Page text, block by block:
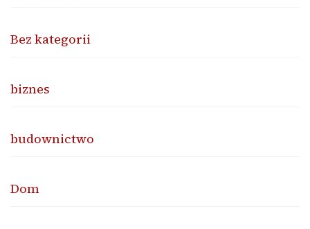
Bez kategorii
biznes
budownictwo
Dom